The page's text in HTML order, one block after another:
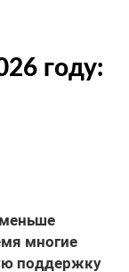
году:
меньше
многие
поддержку